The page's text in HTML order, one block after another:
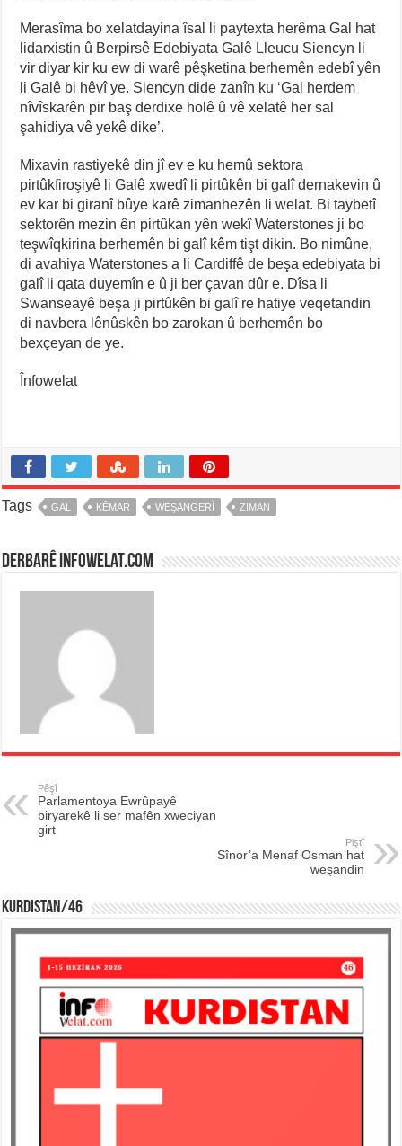
Merasîma bo xelatdayina îsal li paytexta herêma Gal hat
lidarxistin û Berpirsê Edebiyata Galê Lleucu Siencyn li
vir diyar kir ku ew di warê pêşketina berhemên edebî yên
li Galê bi hêvî ye. Siencyn dide zanîn ku ‘Gal herdem
nîvîskarên pir baş derdixe holê û vê xelatê her sal
şahidiya vê yekê dike’.
Mixavin rastiyekê din jî ev e ku hemû sektora
pirtûkfiroşiyê li Galê xwedî li pirtûkên bi galî dernakevin û
ev kar bi giranî bûye karê zimanhezên li welat. Bi taybetî
sektorên mezin ên pirtûkan yên wekî Waterstones ji bo
teşwîqkirina berhemên bi galî kêm tişt dikin. Bo nimûne,
di avahiya Waterstones a li Cardiffê de beşa edebiyata bi
galî li qata duyemîn e û ji ber çavan dûr e. Dîsa li
Swanseayê beşa ji pirtûkên bi galî re hatiye veqetandin
di navbera lênûskên bo zarokan û berhemên bo
bexçeyan de ye.
Înfowelat
Tags GAL KÊMAR WEŞANGERÎ ZIMAN
Derbarê infowelat.com
Pêşî
Parlamentoya Ewrûpayê
biryarekê li ser mafên xweciyan
girt
Piştî
Sînor’a Menaf Osman hat
weşandin
KURDISTAN/46